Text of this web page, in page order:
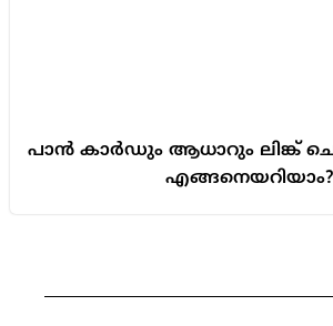
പാൻ കാർഡും ആധാറും ലിങ്ക്
എങ്ങനെയറിയാം?